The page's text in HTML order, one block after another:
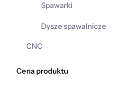
Spawarki
Dysze spawalnicze
CNC
Cena produktu